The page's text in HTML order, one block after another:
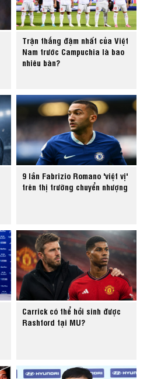
Trận thắng đậm nhất của Việt
Nam trước Campuchia là bao
nhiêu bàn?
9 lần Fabrizio Romano 'việt vị'
trên thị trường chuyển nhượng
Carrick có thể hồi sinh được
Rashford tại MU?